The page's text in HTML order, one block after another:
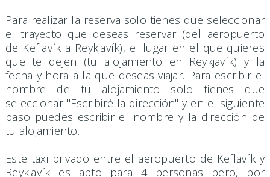
Para realizar la reserva solo tienes que seleccionar
el trayecto que deseas reservar (del aeropuerto
de Keflavík a Reykjavík), el lugar en el que quieres
que te dejen (tu alojamiento en Reykjavík) y la
fecha y hora a la que deseas viajar. Para escribir el
nombre de tu alojamiento solo tienes que
seleccionar "Escribiré la dirección" y en el siguiente
paso puedes escribir el nombre y la dirección de
tu alojamiento.
Este taxi privado entre el aeropuerto de Keflavík y
Reykjavík es apto para 4 personas pero, por